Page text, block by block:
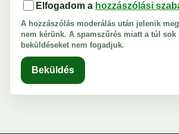
Elfogadom a hozzászólási
A hozzászólás moderálás után jelenik
nem kérünk. A spamszűrés miatt a túl
beküldéseket nem fogadjuk.
Beküldés